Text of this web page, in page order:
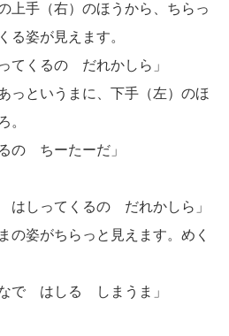
上手（右）のほうから、ちらっ
る姿が見えます。
てくるの だれかしら」
っというまに、下手（左）のほ
。
の ちーたーだ」
しってくるの だれかしら」
の姿がちらっと見えます。めく
で はしる しまうま」